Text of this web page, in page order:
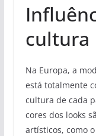
cultura
Na Europa, a
está totalmente
cultura de cada
cores dos looks
artísticos, como